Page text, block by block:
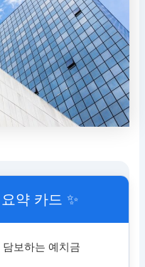
약 카드 ✨
보하는 예치금